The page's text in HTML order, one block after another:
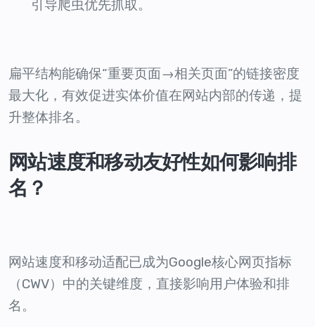
引导爬虫优先抓取。
扁平结构能确保“重要页面→相关页面”的链接密度
最大化，有效促进实体价值在网站内部的传递，提
升整体排名。
网站速度和移动友好性如何影响排
名？
网站速度和移动适配已成为Google核心网页指标
（CWV）中的关键维度，直接影响用户体验和排
名。